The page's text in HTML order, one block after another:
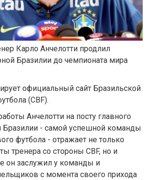
Карло Анчелотти продлил
Бразилии до чемпионата мира
официальный сайт Бразильской
(CBF).
Анчелотти на посту главного
Бразилии - самой успешной команды
футбола - отражает не только
тренера со стороны CBF, но и
он заслужил у команды и
с момента своего прихода